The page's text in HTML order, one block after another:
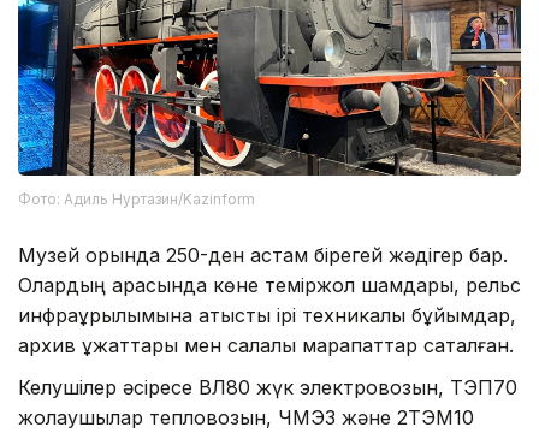
Фото: Адиль Нуртазин/Kazinform
Музей қорында 250-ден астам бірегей жәдігер бар.
Олардың арасында көне теміржол шамдары, рельс
инфрақұрылымына қатысты ірі техникалық бұйымдар,
архив құжаттары мен салалық марапаттар сақталған.
Келушілер әсіресе ВЛ80 жүк электровозын, ТЭП70
жолаушылар тепловозын, ЧМЭ3 және 2ТЭМ10